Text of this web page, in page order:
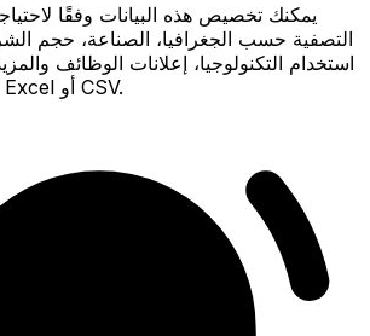
يمكنك تخصيص هذه البيانات وفقًا
التصفية حسب الجغرافيا، الصناعة، حجم
استخدام التكنولوجيا، إعلانات الوظائف
البيانات بصيغة Excel أو CSV.